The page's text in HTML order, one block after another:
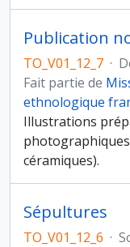
Publication
TO_V01_12_7 ·
Fait partie de
ethnologique
Illustrations
photographiques
céramiques).
Sépultures
TO_V01_12_6 ·